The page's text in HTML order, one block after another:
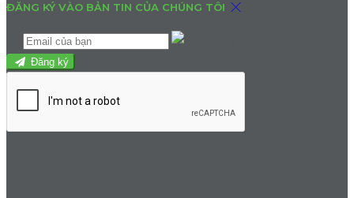
ĐĂNG KÝ VÀO BẢN TIN CỦA CHÚNG TÔI
Đăng ký